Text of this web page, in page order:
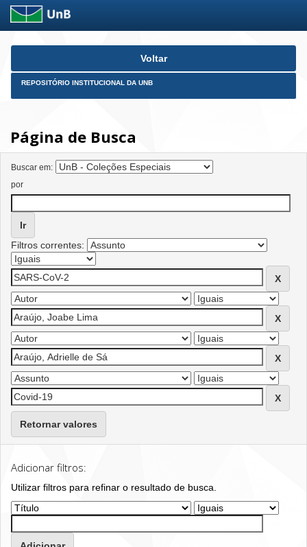
Skip
Voltar
REPOSITÓRIO INSTITUCIONAL DA UNB
Página de Busca
Buscar em:
por
Filtros correntes:
Retornar valores
Adicionar filtros:
Utilizar filtros para refinar o resultado de busca.